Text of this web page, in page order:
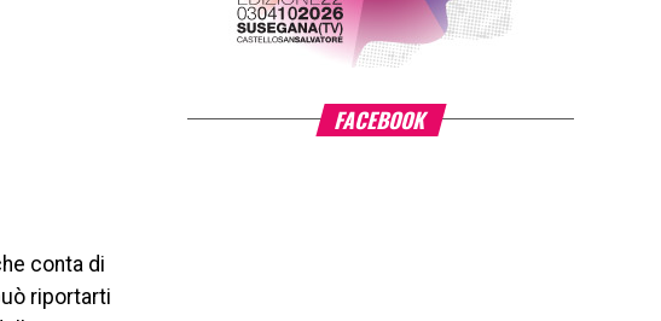
conta di
riportarti
FACEBOOK